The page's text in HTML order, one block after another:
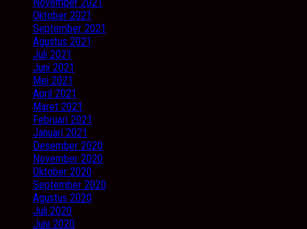
Oktober 2021
September 2021
Agustus 2021
Juli 2021
Juni 2021
Mei 2021
April 2021
Maret 2021
Februari 2021
Januari 2021
Desember 2020
November 2020
Oktober 2020
September 2020
Agustus 2020
Juli 2020
Juni 2020